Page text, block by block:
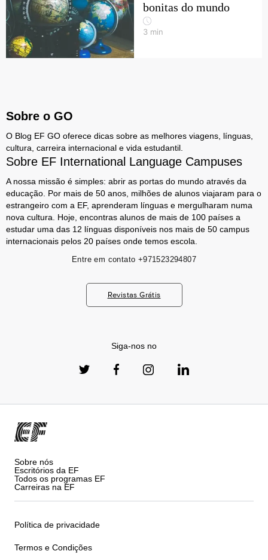
bonitas do mundo
3 min
Sobre o GO
O Blog EF GO oferece dicas sobre as melhores viagens, línguas,
cultura, carreira internacional e vida estudantil.
Sobre EF International Language Campuses
A nossa missão é simples: abrir as portas do mundo através da
educação. Por mais de 50 anos, milhões de alunos viajaram para o
estrangeiro com a EF, aprenderam línguas e mergulharam numa
nova cultura. Hoje, encontras alunos de mais de 100 países a
estudar uma das 12 línguas disponíveis nos mais de 50 campus
internacionais pelos 20 países onde temos escola.
Entre em contato +971523294807
Revistas Grátis
Siga-nos no
Sobre nós
Escritórios da EF
Todos os programas EF
Carreiras na EF
Política de privacidade
Termos e Condições